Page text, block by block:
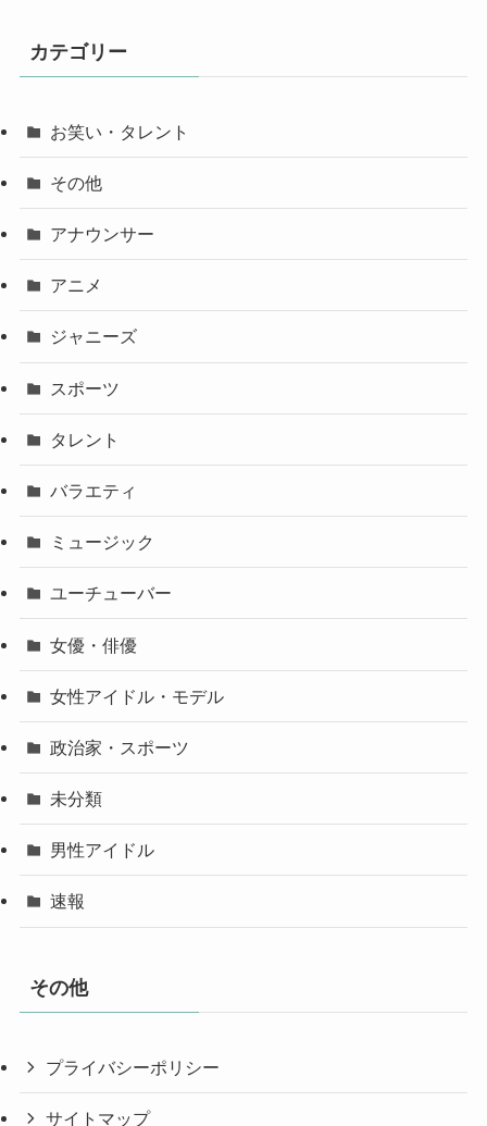
カテゴリー
お笑い・タレント
その他
アナウンサー
アニメ
ジャニーズ
スポーツ
タレント
バラエティ
ミュージック
ユーチューバー
女優・俳優
女性アイドル・モデル
政治家・スポーツ
未分類
男性アイドル
速報
その他
プライバシーポリシー
サイトマップ